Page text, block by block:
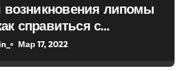
липомы
справиться с
Мар 17, 2022